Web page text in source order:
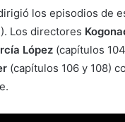
los episodios de
Los directores
López (capítulos
(capítulos 106 y 108)